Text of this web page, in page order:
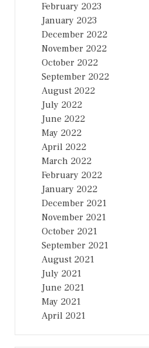
February 2023
January 2023
December 2022
November 2022
October 2022
September 2022
August 2022
July 2022
June 2022
May 2022
April 2022
March 2022
February 2022
January 2022
December 2021
November 2021
October 2021
September 2021
August 2021
July 2021
June 2021
May 2021
April 2021